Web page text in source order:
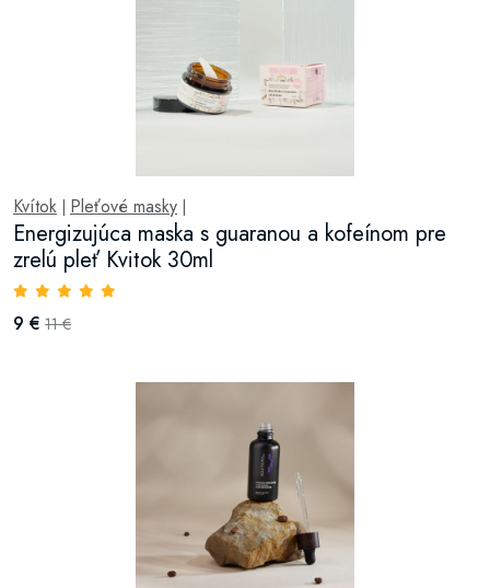
Kvítok Pleťové masky
Energizujúca maska s guaranou a kofeínom pre
zrelú pleť Kvitok 30ml
9 € 11 €